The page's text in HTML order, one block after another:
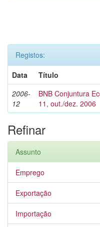
Registos:
Data
Título
2006-
12
BNB Conjuntura
11, out./dez. 2006
Refinar
Assunto
Emprego
Exportação
Importação